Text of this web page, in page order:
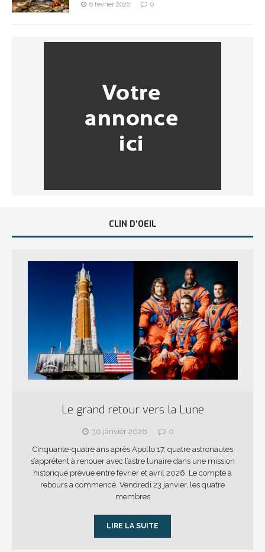
6 février 2026 0
CLIN D’OEIL
Le grand retour vers la Lune
30 janvier 2026
0
Cinquante-quatre ans après Apollo 17, quatre astronautes
s’apprêtent à renouer avec l’astre lunaire dans une mission
historique prévue entre février et avril 2026. Le compte à
rebours a commencé. Vendredi 23 janvier, les quatre
membres
LIRE LA SUITE